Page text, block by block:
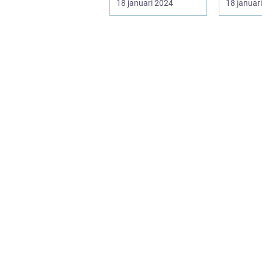
engagerande kon...
18 januari 2024 18